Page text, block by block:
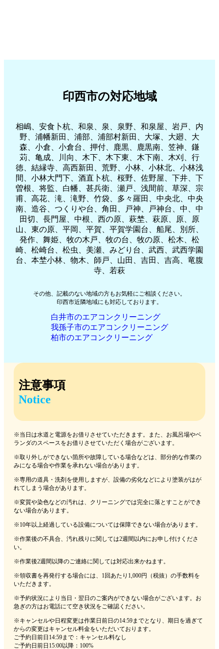
印西市の対応地域
相嶋、安食卜杭、和泉、泉、泉野、和泉屋、岩戸、内
野、浦幡新田、浦部、浦部村新田、大塚、大廻、大
森、小倉、小倉台、押付、鹿黒、鹿黒南、笠神、鎌
苅、亀成、川向、木下、木下東、木下南、木刈、行
徳、結縁寺、高西新田、荒野、小林、小林北、小林浅
間、小林大門下、酒直卜杭、桜野、佐野屋、下井、下
曽根、将監、白幡、甚兵衛、瀬戸、浅間前、草深、宗
甫、高花、滝、滝野、竹袋、多々羅田、中央北、中央
南、造谷、つくりや台、角田、戸神、戸神台、中、中
田切、長門屋、中根、西の原、萩埜、萩原、原、原
山、東の原、平岡、平賀、平賀学園台、船尾、別所、
発作、舞姫、牧の木戸、牧の台、牧の原、松木、松
崎、松崎台、松虫、美瀬、みどり台、武西、武西学園
台、本埜小林、物木、師戸、山田、吉田、吉高、竜腹
寺、若萩
その他、記載のない地域の方もお気軽にご相談ください。
印西市近隣地域にも対応しております。
白井市のエアコンクリーニング
我孫子市のエアコンクリーニング
柏市のエアコンクリーニング
注意事項
Notice
※当日は水道と電源をお借りさせていただきます。また、お風呂場やベ
ランダのスペースをお借りさせていただく場合がございます。
※取り外しができない箇所や故障している場合などは、部分的な作業の
みになる場合や作業を承れない場合があります。
※専用の道具・洗剤を使用しますが、設備の劣化などにより塗装がはが
れてしまう場合があります。
※変質や染色などの汚れは、クリーニングでは完全に落とすことができ
ない場合があります。
※10年以上経過している設備については保障できない場合があります。
※作業後の不具合、汚れ残りに関しては2週間以内にお申し付けくださ
い。
※作業後2週間以降のご連絡に関しては対応出来かねます。
※領収書を再発行する場合には、1回あたり1,000円（税抜）の手数料を
いただきます。
※予約状況により当日・翌日のご案内ができない場合がございます。お
急ぎの方はお電話にて空き状況をご確認ください。
※キャンセルや日程変更は作業日前日の14:59までとなり、期日を過ぎて
からの変更はキャンセル料金をいただいております。
ご予約日前日14:59まで：キャンセル料なし
ご予約日前日15:00以降：100%